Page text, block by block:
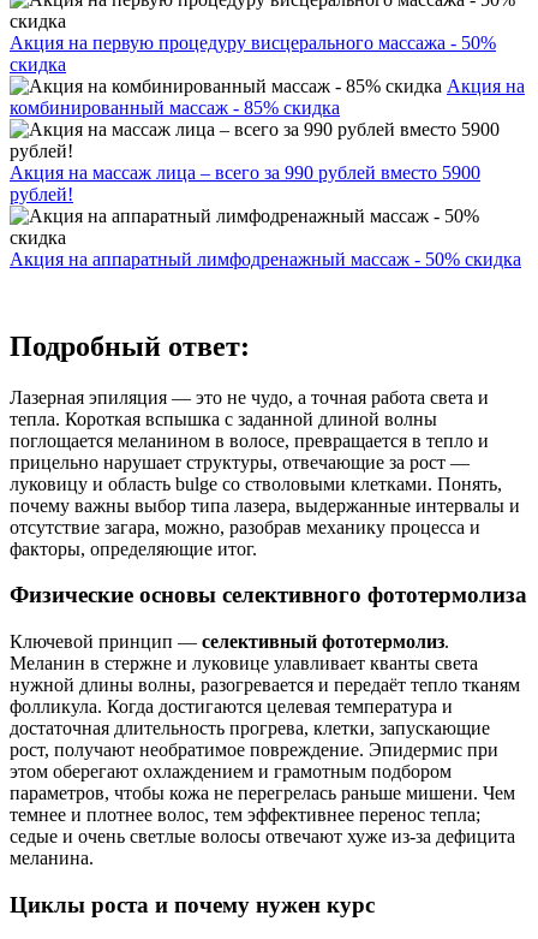
Акция на первую процедуру висцерального массажа - 50%
скидка
Акция на
комбинированный массаж - 85% скидка
Акция на массаж лица – всего за 990 рублей вместо 5900
рублей!
Акция на аппаратный лимфодренажный массаж - 50% скидка
Подробный ответ:
Лазерная эпиляция — это не чудо, а точная работа света и
тепла. Короткая вспышка с заданной длиной волны
поглощается меланином в волосе, превращается в тепло и
прицельно нарушает структуры, отвечающие за рост —
луковицу и область bulge со стволовыми клетками. Понять,
почему важны выбор типа лазера, выдержанные интервалы и
отсутствие загара, можно, разобрав механику процесса и
факторы, определяющие итог.
Физические основы селективного фототермолиза
Ключевой принцип — селективный фототермолиз.
Меланин в стержне и луковице улавливает кванты света
нужной длины волны, разогревается и передаёт тепло тканям
фолликула. Когда достигаются целевая температура и
достаточная длительность прогрева, клетки, запускающие
рост, получают необратимое повреждение. Эпидермис при
этом оберегают охлаждением и грамотным подбором
параметров, чтобы кожа не перегрелась раньше мишени. Чем
темнее и плотнее волос, тем эффективнее перенос тепла;
седые и очень светлые волосы отвечают хуже из‑за дефицита
меланина.
Циклы роста и почему нужен курс